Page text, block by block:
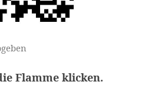
Flamme klicken.